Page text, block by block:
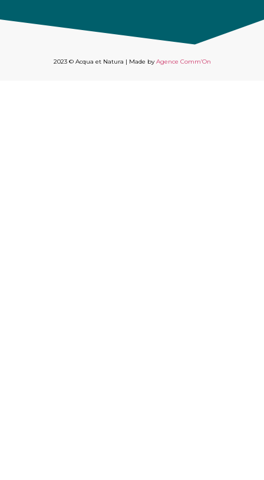
2023 © Acqua et Natura | Made byAgence Comm’On